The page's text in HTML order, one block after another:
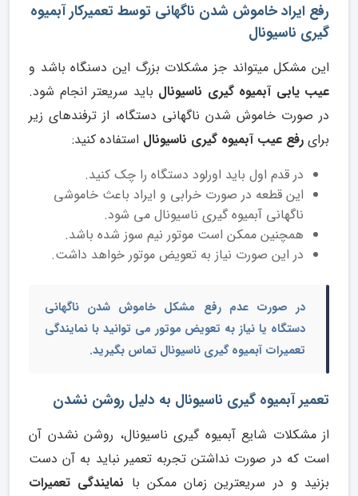
رفع ایراد خاموش شدن ناگهانی توسط تعمیرکار آبمیوه
گیری ناسیونال
این مشکل میتواند جز مشکلات بزرگ این دسنگاه باشد و
عیب یابی آبمیوه گیری ناسیونال باید سریعتر انجام شود.
در صورت خاموش شدن ناگهانی دستگاه، از ترفندهای زیر
برای رفع عیب آبمیوه گیری ناسیونال استفاده کنید:
در قدم اول باید اورلود دستگاه را چک کنید.
این قطعه در صورت خرابی و ایراد باعث خاموشی
ناگهانی آبمیوه گیری ناسیونال می شود.
همچنین ممکن است موتور نیم سوز شده باشد.
در این صورت نیاز به تعویض موتور خواهد داشت.
در صورت عدم رفع مشکل خاموش شدن ناگهانی
دستگاه یا نیاز به تعویض موتور می توانید با نمایندگی
تعمیرات آبمیوه گیری ناسیونال تماس بگیرید.
تعمیر آبمیوه گیری ناسیونال به دلیل روشن نشدن
از مشکلات شایع آبمیوه گیری ناسیونال، روشن نشدن آن
است که در صورت نداشتن تجربه تعمیر نباید به آن دست
بزنید و در سریعترین زمان ممکن با نمایندگی تعمیرات